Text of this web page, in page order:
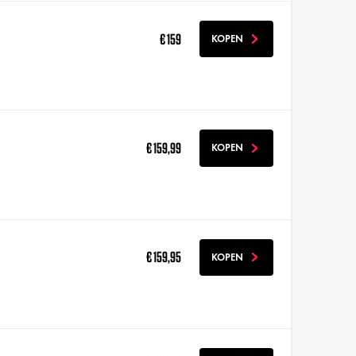
€ 159 KOPEN
€ 159,99 KOPEN
€ 159,95 KOPEN